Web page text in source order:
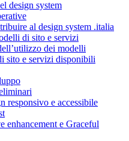
design system
al design system .italia
di sito e servizi
dei modelli
sito e servizi disponibili
responsivo e accessibile
enhancement e Graceful